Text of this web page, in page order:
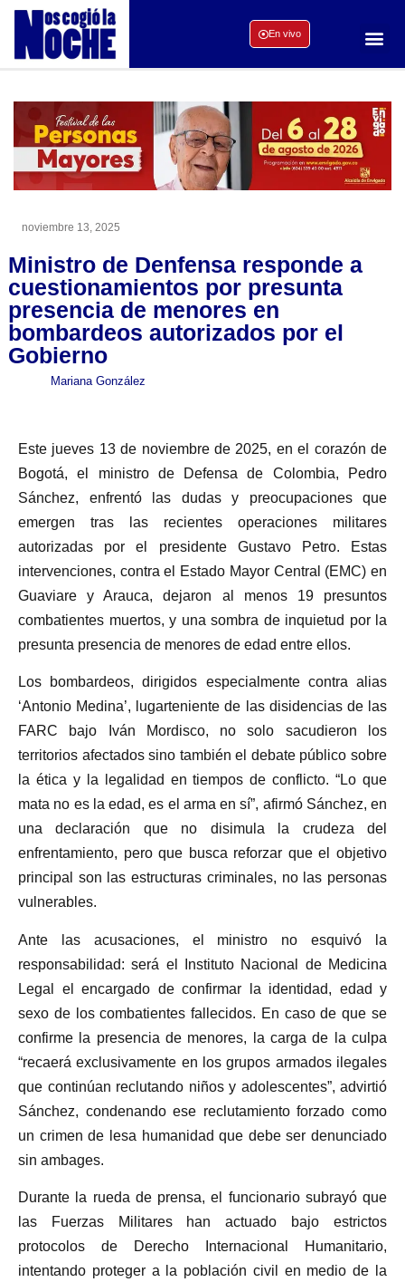
En vivo
noviembre 13, 2025
Ministro de Denfensa responde a
cuestionamientos por presunta
presencia de menores en
bombardeos autorizados por el
Gobierno
Mariana González
Este jueves 13 de noviembre de 2025, en el corazón de
Bogotá, el ministro de Defensa de Colombia, Pedro
Sánchez, enfrentó las dudas y preocupaciones que
emergen tras las recientes operaciones militares
autorizadas por el presidente Gustavo Petro. Estas
intervenciones, contra el Estado Mayor Central (EMC) en
Guaviare y Arauca, dejaron al menos 19 presuntos
combatientes muertos, y una sombra de inquietud por la
presunta presencia de menores de edad entre ellos.
Los bombardeos, dirigidos especialmente contra alias
‘Antonio Medina’, lugarteniente de las disidencias de las
FARC bajo Iván Mordisco, no solo sacudieron los
territorios afectados sino también el debate público sobre
la ética y la legalidad en tiempos de conflicto. “Lo que
mata no es la edad, es el arma en sí”, afirmó Sánchez, en
una declaración que no disimula la crudeza del
enfrentamiento, pero que busca reforzar que el objetivo
principal son las estructuras criminales, no las personas
vulnerables.
Ante las acusaciones, el ministro no esquivó la
responsabilidad: será el Instituto Nacional de Medicina
Legal el encargado de confirmar la identidad, edad y
sexo de los combatientes fallecidos. En caso de que se
confirme la presencia de menores, la carga de la culpa
“recaerá exclusivamente en los grupos armados ilegales
que continúan reclutando niños y adolescentes”, advirtió
Sánchez, condenando ese reclutamiento forzado como
un crimen de lesa humanidad que debe ser denunciado
sin ambages.
Durante la rueda de prensa, el funcionario subrayó que
las Fuerzas Militares han actuado bajo estrictos
protocolos de Derecho Internacional Humanitario,
intentando proteger a la población civil en medio de la